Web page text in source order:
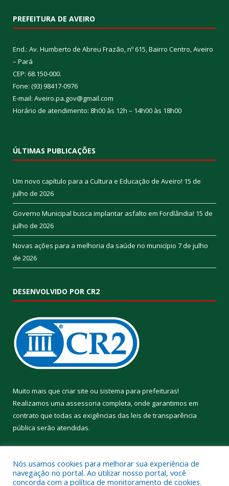
PREFEITURA DE AVEIRO
End.: Av. Humberto de Abreu Frazão, nº 615, Bairro Centro, Aveiro
– Pará
CEP: 68.150-000.
Fone: (93) 98417-0976
E-mail: Aveiro.pa.gov@gmail.com
Horário de atendimento: 8h00 às 12h – 14h00 às 18h00
ÚLTIMAS PUBLICAÇÕES
Um novo capítulo para a Cultura e Educação de Aveiro! 15 de
julho de 2026
Governo Municipal busca implantar asfalto em Fordlândia! 15 de
julho de 2026
Novas ações para a melhoria da saúde no município 7 de julho
de 2026
DESENVOLVIDO POR CR2
Muito mais que criar site ou sistema para prefeituras!
Realizamos uma assessoria completa, onde garantimos em
contrato que todas as exigências das leis de transparência
pública serão atendidas.
Nós usamos cookies para melhorar sua experiência de
navegação no portal. Ao utilizar nosso portal, você
concorda com a política de monitoramento de cookies.